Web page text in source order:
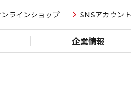
ンラインショップ SNSアカウント
企業情報